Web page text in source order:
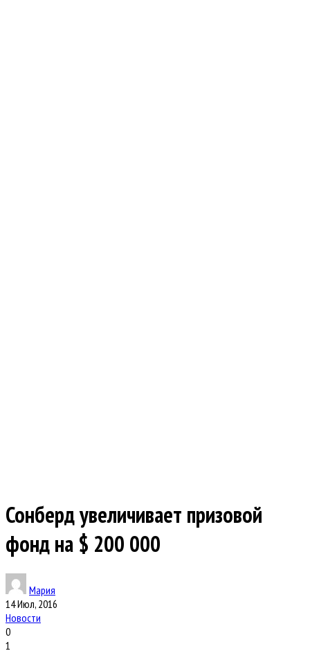
Сонберд увеличивает призовой
фонд на $ 200 000
Мария
14 Июл, 2016
Новости
0
1